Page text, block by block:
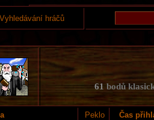
Vyhledávání hráčů
61 bodů
Peklo
Čas